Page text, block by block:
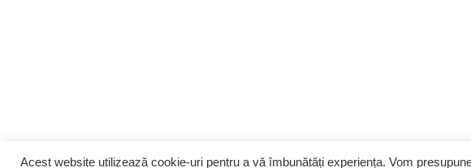
Acest website utilizează cookie-uri pentru a vă îmbunătăți experiența. Vom